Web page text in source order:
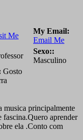
Me
My Email:
Email Me
Sexo::
Masculino
Gosto
musica principalmente
fascina.Quero aprender
ela .Conto com